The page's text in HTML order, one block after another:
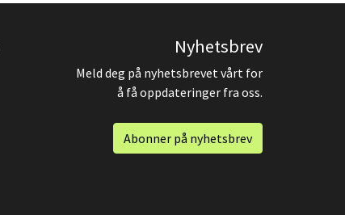
Nyhetsbrev
Meld deg på nyhetsbrevet vårt for
å få oppdateringer fra oss.
Abonner på nyhetsbrev